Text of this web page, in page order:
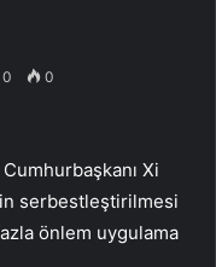
0 0
Xi
serbestleştirilmesi
önlem uygulama